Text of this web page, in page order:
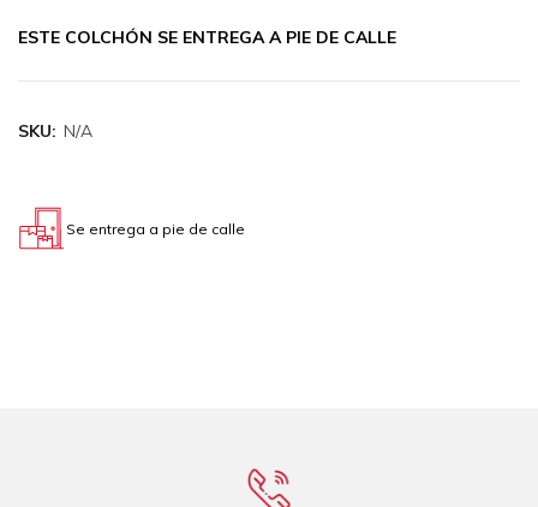
ESTE COLCHÓN SE ENTREGA A PIE DE CALLE
SKU: N/A
Se entrega a pie de calle